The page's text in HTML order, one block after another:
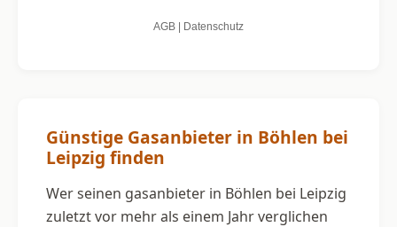
Günstige Gasanbieter in Böhlen bei
Leipzig finden
Wer seinen gasanbieter in Böhlen bei Leipzig
zuletzt vor mehr als einem Jahr verglichen